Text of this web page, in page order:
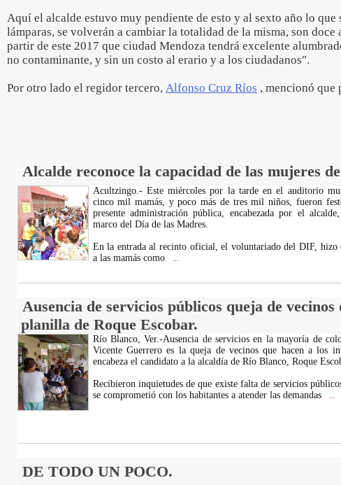
Aquí el alcalde estuvo muy pendiente de esto y al sexto año lo que
lámparas, se volverán a cambiar la totalidad de la misma, son
partir de este 2017 que ciudad Mendoza tendrá excelente
no contaminante, y sin un costo al erario y a los ciudadanos".
Por otro lado el regidor tercero, Alfonso Cruz Ríos , mencionó que
Alcalde reconoce la capacidad de las mujeres
Acultzingo.- Este miércoles por la tarde en el auditorio
cinco mil mamás, y poco más de tres mil niños, fueron
presente administración pública, encabezada por el
marco del Día de las Madres.
En la entrada al recinto oficial, el voluntariado del DIF, hizo
a las mamás como
Ausencia de servicios públicos queja de
planilla de Roque Escobar.
Río Blanco, Ver.-Ausencia de servicios en la mayoría de
Vicente Guerrero es la queja de vecinos que hacen a los
encabeza el candidato a la alcaldía de Río Blanco, Roque
Recibieron inquietudes de que existe falta de servicios
se comprometió con los habitantes a atender las demandas
DE TODO UN POCO.